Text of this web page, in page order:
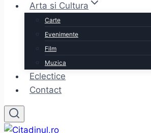
Arta si Cultura
Carte
Evenimente
Film
Muzica
Eclectice
Contact